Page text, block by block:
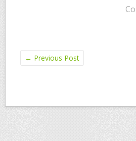
← Previous Post